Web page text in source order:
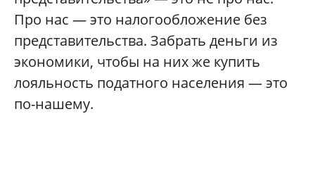
Про нас — это налогообложение без
представительства. Забрать деньги из
экономики, чтобы на них же купить
лояльность податного населения — это
по-нашему.